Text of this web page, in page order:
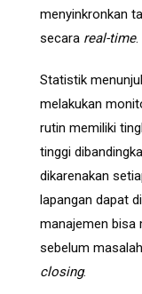
menyinkronkan
secara real-time.
Statistik
melakukan
rutin memiliki
tinggi
dikarenakan
lapangan dapat
manajemen bisa
sebelum
closing.